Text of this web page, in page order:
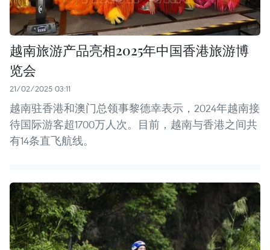
越南旅游产品亮相2025年中国香港旅游博
览会
21/02/2025 03:11
越南驻香港和澳门总领事黎德幸表示，2024年越南接
待国际游客超1700万人次。目前，越南与香港之间共
有14条直飞航线。